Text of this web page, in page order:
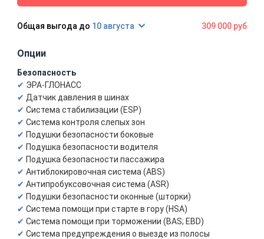
10 августа 309 000 руб
Опции
Безопасность
ЭРА-ГЛОНАСС
Датчик давления в шинах
Система стабилизации (ESP)
Система контроля слепых зон
Подушки безопасности боковые
Подушка безопасности водителя
Подушка безопасности пассажира
Антиблокировочная система (ABS)
Антипробуксовочная система (ASR)
Подушки безопасности оконные (шторки)
Система помощи при старте в гору (HSA)
Система помощи при торможении (BAS; EBD)
Система предупреждения о выезде из полосы